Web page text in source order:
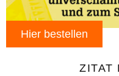
Hier bestellen
ZITAT